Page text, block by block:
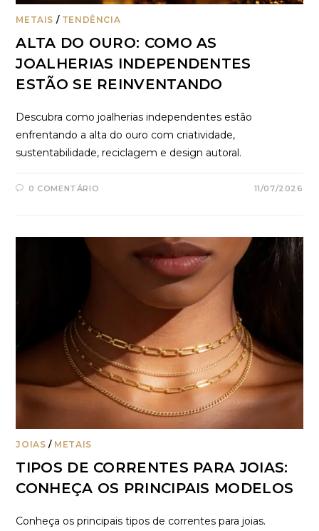
METAIS / TENDÊNCIA
ALTA DO OURO: COMO AS
JOALHERIAS INDEPENDENTES
ESTÃO SE REINVENTANDO
Descubra como joalherias independentes estão
enfrentando a alta do ouro com criatividade,
sustentabilidade, reciclagem e design autoral.
0 COMENTÁRIO 11/07/2026
JOIAS / METAIS
TIPOS DE CORRENTES PARA JOIAS:
CONHEÇA OS PRINCIPAIS MODELOS
Conheça os principais tipos de correntes para joias.